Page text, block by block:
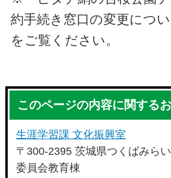
約手続き窓口の変更につ
をご覧ください。
このページの内容に関する
生涯学習課 文化振興室
〒300-2395 茨城県つくばみら
委員会教育棟